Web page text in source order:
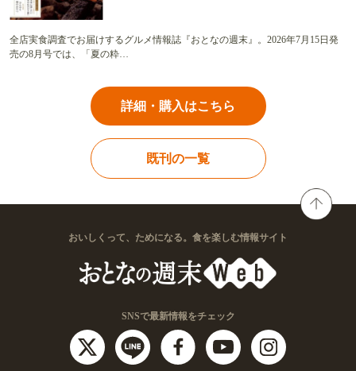
全店実食調査でお届けするグルメ情報誌『おとなの週末』。2026年7月15日発
売の8月号では、「夏の粋…
詳細・購入はこちら
既刊の一覧
おいしくって、ためになる。食を楽しむ情報サイト
SNSで最新情報をチェック